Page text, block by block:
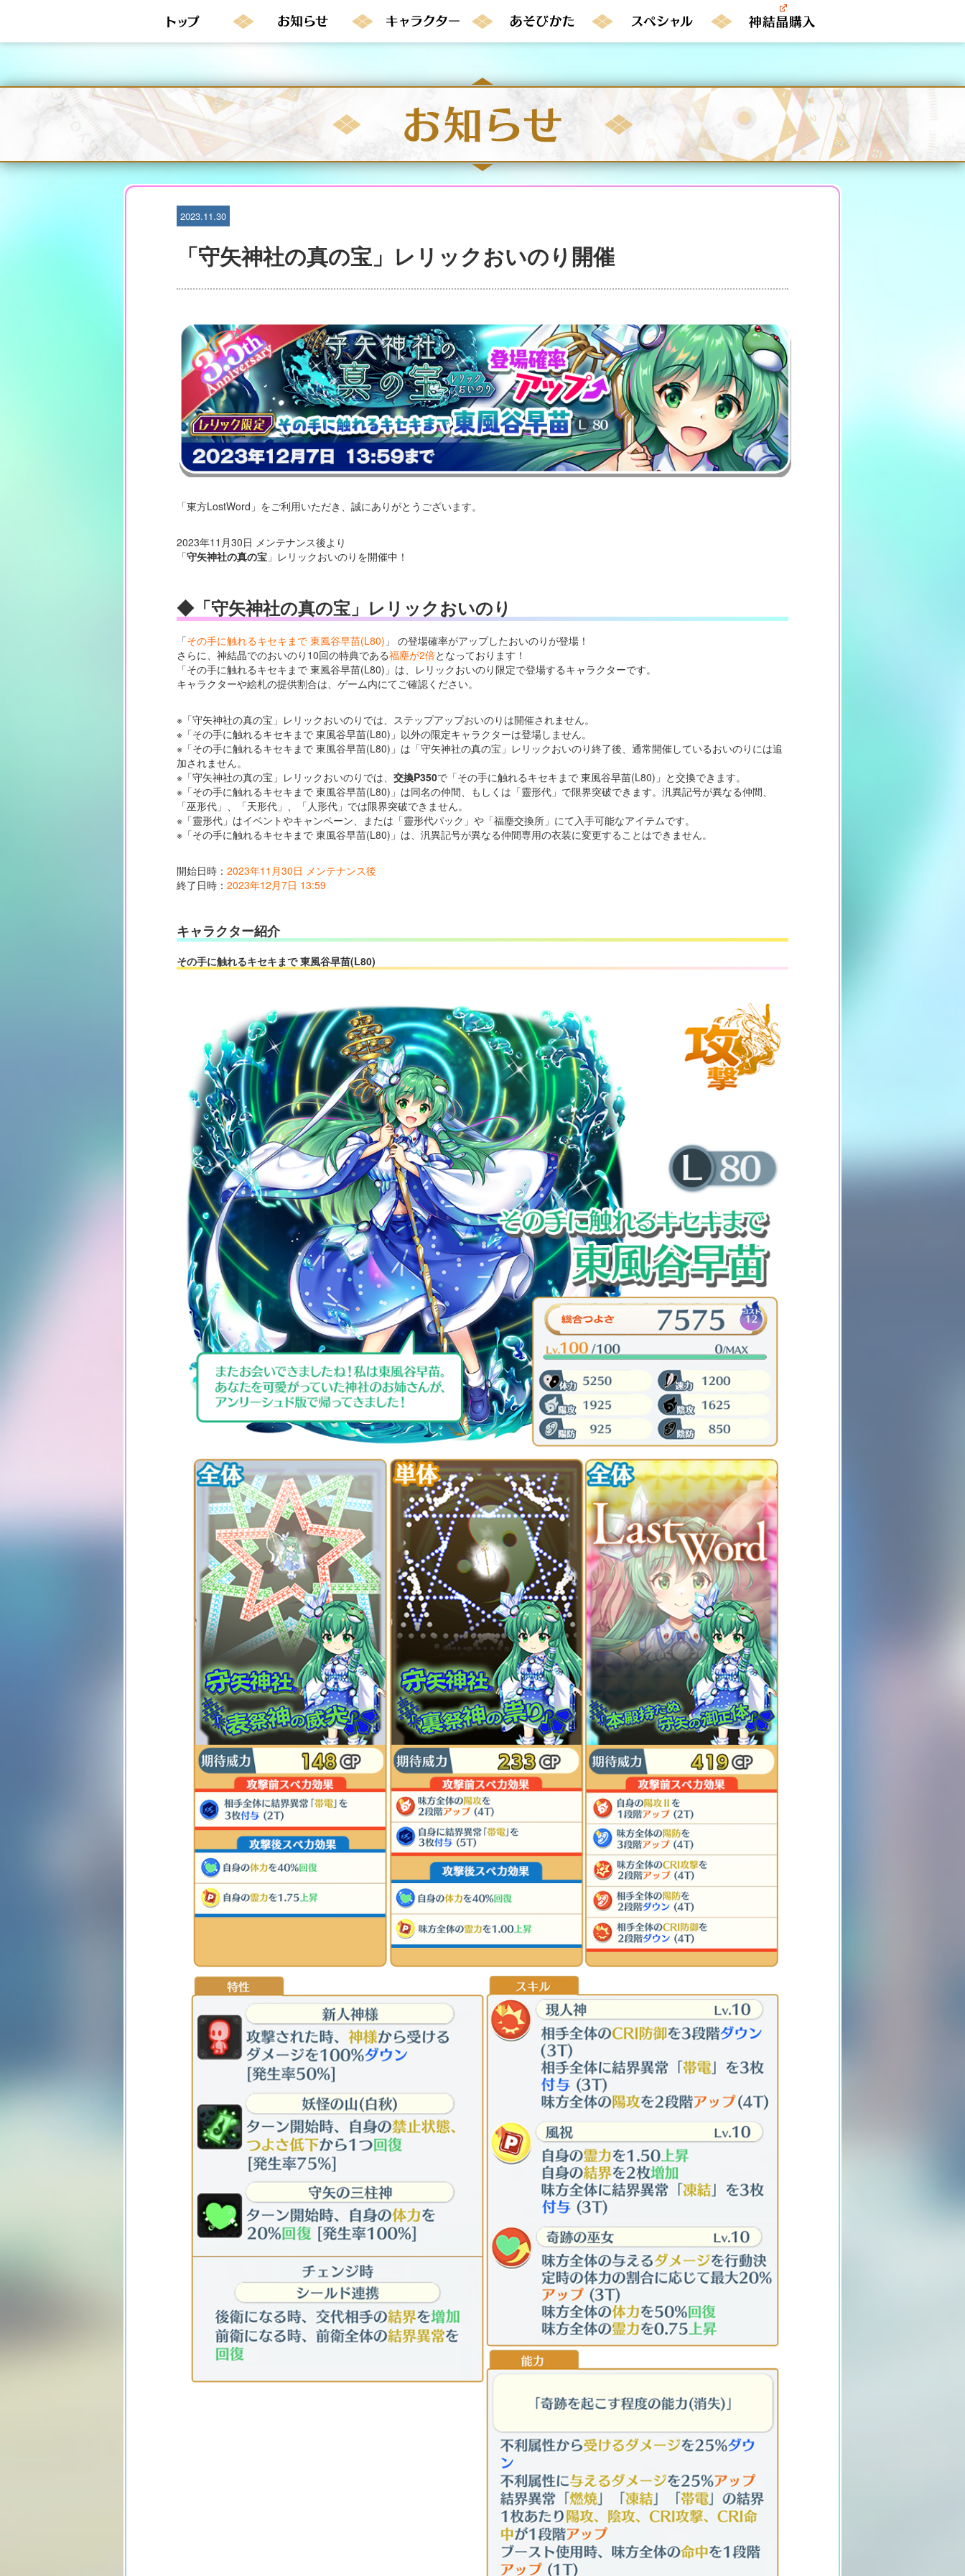
o
n
2023.11.30
「守矢神社の真の宝」レリックおいのり開催
「東方LostWord」をご利用いただき、誠にありがとうございます。
2023年11月30日 メンテナンス後より
「守矢神社の真の宝 」レリックおいのりを開催中！
◆「守矢神社の真の宝」レリックおいのり
「その手に触れるキセキまで 東風谷早苗(L80) 」 の登場確率がアップしたおいのりが登場！
さらに、神結晶でのおいのり10回の特典である福塵が2倍となっております！
「その手に触れるキセキまで 東風谷早苗(L80)」は、レリックおいのり限定で登場するキャラクターです。
キャラクターや絵札の提供割合は、ゲーム内にてご確認ください。
※「守矢神社の真の宝」レリックおいのりでは、ステップアップおいのりは開催されません。
※「その手に触れるキセキまで 東風谷早苗(L80)」以外の限定キャラクターは登場しません。
※「その手に触れるキセキまで 東風谷早苗(L80)」は「守矢神社の真の宝」レリックおいのり終了後、通常開催しているおいのりには追
加されません。
※「守矢神社の真の宝」レリックおいのりでは、 交換P350で「その手に触れるキセキまで 東風谷早苗(L80)」と交換できます。
※「その手に触れるキセキまで 東風谷早苗(L80)」は同名の仲間、もしくは「靈形代」で限界突破できます。汎異記号が異なる仲間、
「巫形代」、「天形代」、「人形代」では限界突破できません。
※「靈形代」はイベントやキャンペーン、または「靈形代パック」や「福塵交換所」にて入手可能なアイテムです。
※「その手に触れるキセキまで 東風谷早苗(L80)」は、汎異記号が異なる仲間専用の衣装に変更することはできません。
開始日時： 2023年11月30日 メンテナンス後
終了日時： 2023年12月7日 13:59
キャラクター紹介
その手に触れるキセキまで 東風谷早苗(L80)